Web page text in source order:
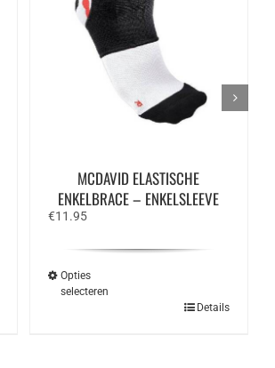
MCDAVID ELASTISCHE
ENKELBRACE – ENKELSLEEVE
€11.95
Opties
selecteren
Details